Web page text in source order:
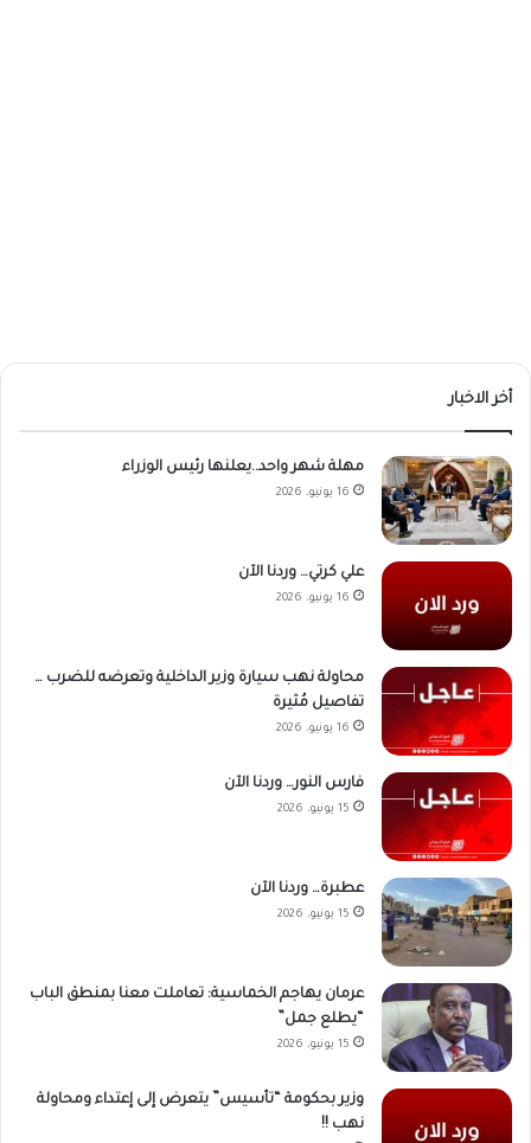
أخر الاخبار
مهلة شهر واحد..يعلنها رئيس الوزراء
16 يونيو، 2026
علي كرتي… وردنا الآن
16 يونيو، 2026
محاولة نهب سيارة وزير الداخلية وتعرضه للضرب …
تفاصيل مُثيرة
16 يونيو، 2026
فارس النور… وردنا الآن
15 يونيو، 2026
عطبرة… وردنا الآن
15 يونيو، 2026
عرمان يهاجم الخماسية: تعاملت معنا بمنطق الباب
“يطلع جمل”
15 يونيو، 2026
وزير بحكومة “تأسيس” يتعرض إلى إعتداء ومحاولة
نهب !!